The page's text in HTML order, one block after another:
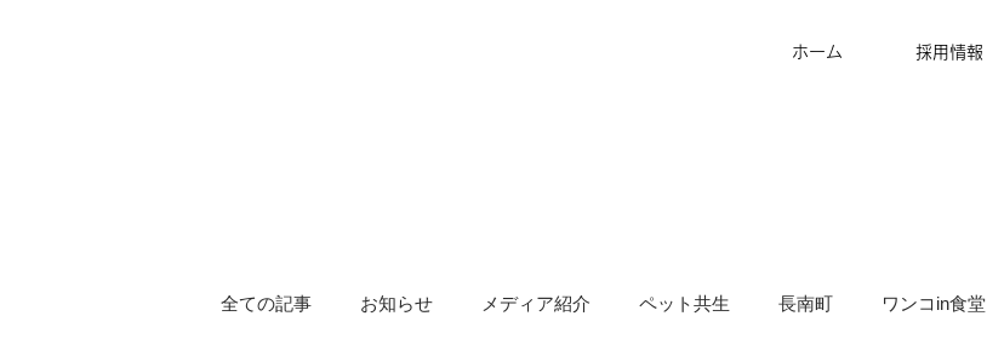
ホーム 採用情報
全ての記事 お知らせ メディア紹介 ペット共生 長南町 ワンコin食堂